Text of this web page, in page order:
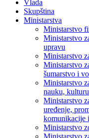
Vlada
Skupština
Ministarstva
Ministarstvo
Ministarstvo
upravu
Ministarstvo
Ministarstvo
šumarstvo i
Ministarstvo
nauku,
Ministarstvo
uređenje,
komunikacije
Ministarstvo
Ministarstvo